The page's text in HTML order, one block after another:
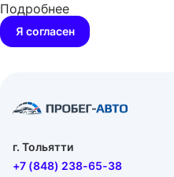
Подробнее
Я согласен
г. Тольятти
+7 (848) 238-65-38